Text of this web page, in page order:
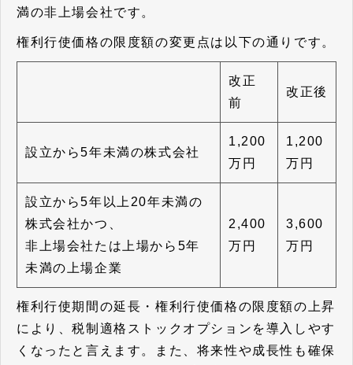
満の非上場会社です。
権利行使価格の限度額の変更点は以下の通りです。
改正
前
改正後
設立から5年未満の株式会社
1,200
万円
1,200
万円
設立から5年以上20年未満の
株式会社かつ、
非上場会社たは上場から5年
未満の上場企業
2,400
万円
3,600
万円
権利行使期間の延長・権利行使価格の限度額の上昇
により、税制適格ストックオプションを導入しやす
くなったと言えます。また、将来性や成長性も確保